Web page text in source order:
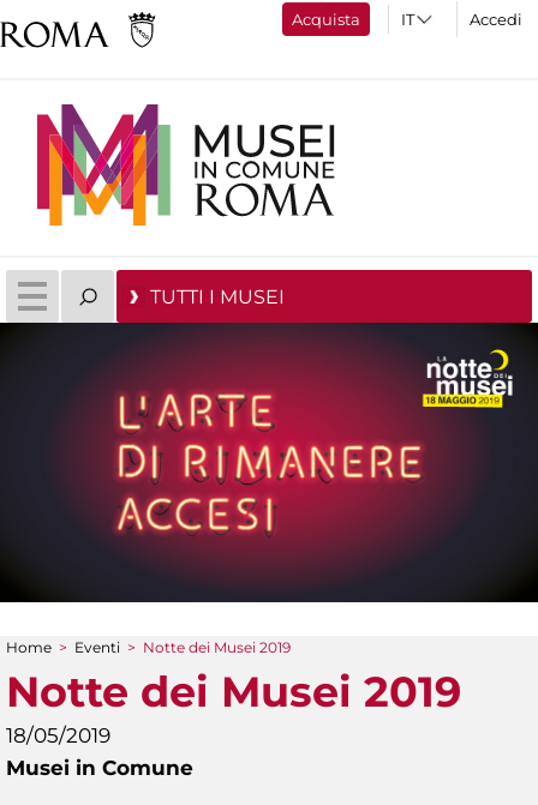
Acquista Accedi
TUTTI I MUSEI
Tu sei qui
Home > Eventi > Notte dei Musei 2019
Notte dei Musei 2019
18/05/2019
Musei in Comune